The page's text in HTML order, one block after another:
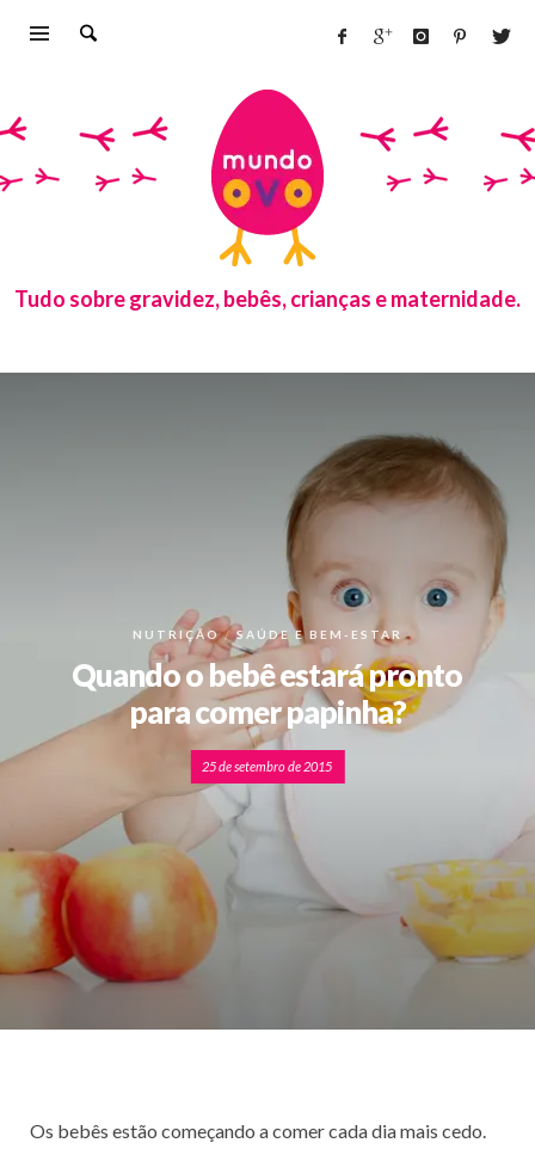
Tudo sobre gravidez, bebês, crianças e maternidade.
NUTRIÇÃO SAÚDE E BEM-ESTAR
Quando o bebê estará pronto
para comer papinha?
25 de setembro de 2015
Os bebês estão começando a comer cada dia mais cedo.